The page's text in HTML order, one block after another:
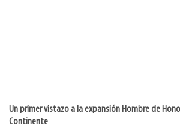
Un primer vistazo a la expansión Hombre de
Continente